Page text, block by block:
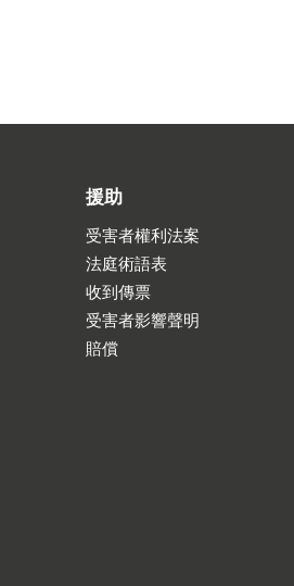
援助
受害者權利法案
法庭術語表
收到傳票
受害者影響聲明
賠償